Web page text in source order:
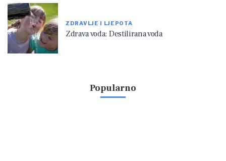
ZDRAVLJE I LJEPOTA
Zdrava voda: Destilirana voda
Popularno